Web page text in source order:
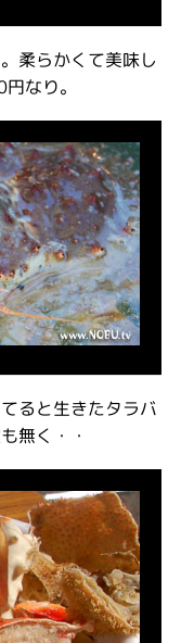
柔らかくて美味し
なり。
ると生きたタラバ
無く・・